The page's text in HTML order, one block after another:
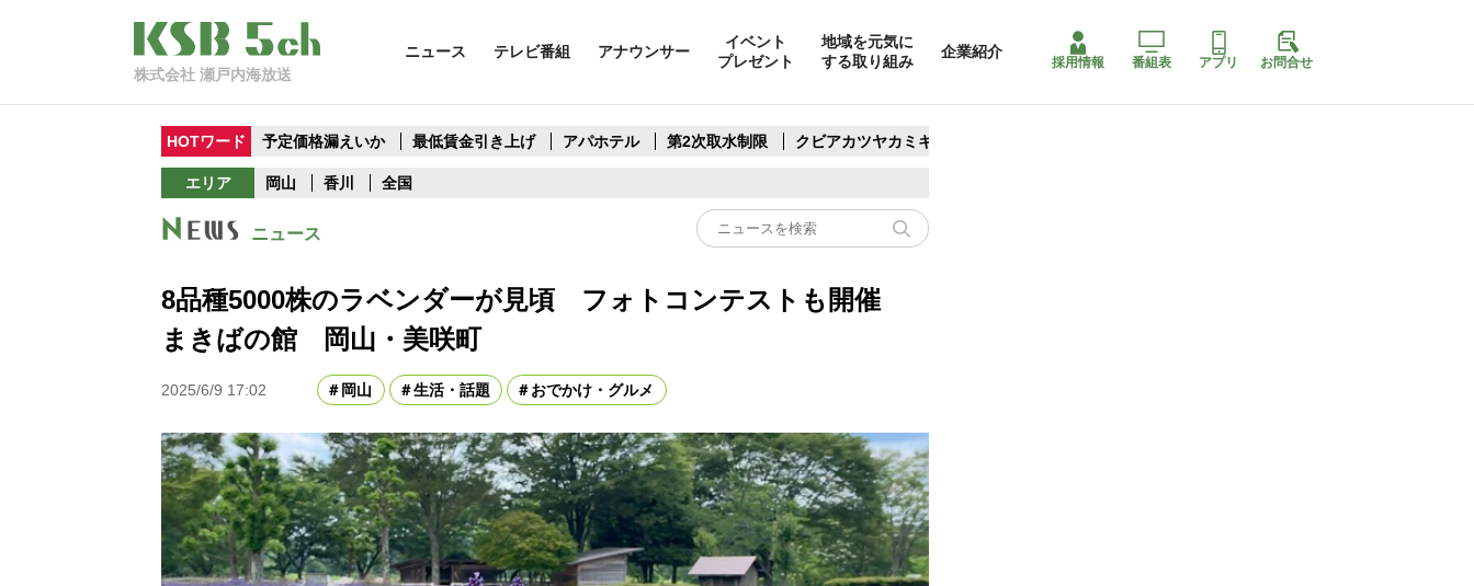
株式会社 瀬戸内海放送
ニュース テレビ番組 アナウンサー
イベント
プレゼント
地域を元気に
する取り組み
企業紹介
採用情報 番組表 アプリ お問合せ
HOTワード 予定価格漏えいか 最低賃金引き上げ アパホテル 第2次取水制限 クビアカツヤカミキリ
エリア 岡山 香川 全国
ニュース
8品種5000株のラベンダーが見頃 フォトコンテストも開催
まきばの館 岡山・美咲町
2025/6/9 17:02 岡山 生活・話題 おでかけ・グルメ